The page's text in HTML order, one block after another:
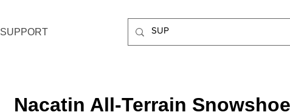
SUPPORT
Nacatin All-Terrain